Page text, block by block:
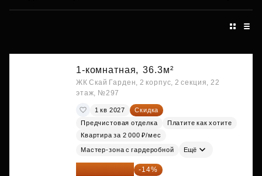
1-комнатная, 36.3м²
ЖК Скай Гарден, 2 корпус, 2 секция, 22
этаж, №297
1 кв 2027
Скидка
Предчистовая отделка
Платите как хотите
Квартира за 2 000 ₽/мес
Мастер-зона с гардеробной Ещё
18 559 101 ₽ -14%